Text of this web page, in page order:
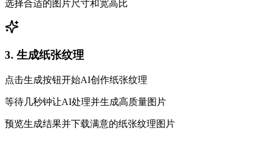
选择合适的图片尺寸和宽高比
3. 生成纸张纹理
点击生成按钮开始AI创作纸张纹理
等待几秒钟让AI处理并生成高质量图片
预览生成结果并下载满意的纸张纹理图片